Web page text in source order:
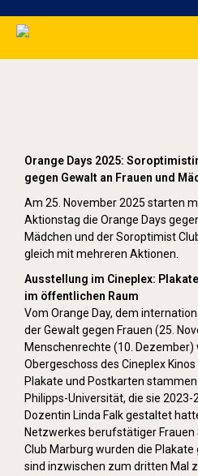
Orange Days 2025:
gegen Gewalt an Frauen und
Am 25. November 2025 starten
Aktionstag die Orange Days
Mädchen und der Soroptimist
gleich mit mehreren Aktionen.
Ausstellung im Cineplex:
im öffentlichen Raum
Vom Orange Day, dem
der Gewalt gegen Frauen (25.
Menschenrechte (10.
Obergeschoss des Cineplex
Plakate und Postkarten
Philipps-Universität, die sie
Dozentin Linda Falk gestaltet
Netzwerkes berufstätiger
Club Marburg wurden die
sind inzwischen zum dritten Mal